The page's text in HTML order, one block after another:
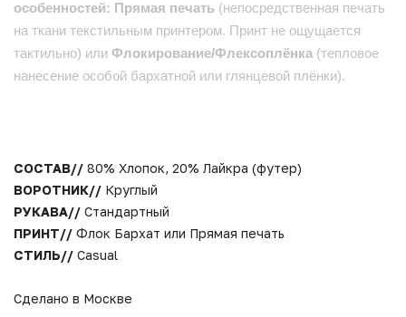
особенностей: Прямая печать (непосредственная печать
на ткани текстильным принтером. Принт не ощущается
тактильно) или Флокирование/Флексоплёнка (тепловое
нанесение особой бархатной или глянцевой плёнки).
СОСТАВ// 80% Хлопок, 20% Лайкра (футер)
ВОРОТНИК// Круглый
РУКАВА// Стандартный
ПРИНТ// Флок Бархат или Прямая печать
СТИЛЬ// Casual
Сделано в Москве